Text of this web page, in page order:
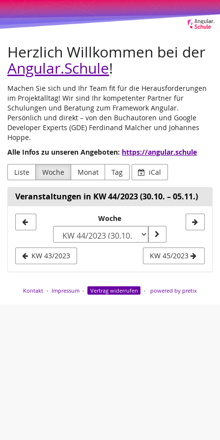
Zum
Haupt-
Inhalt
Angular.Schule
Leipzig
und
Online
Herzlich Willkommen bei der
Angular.Schule!
Machen Sie sich und Ihr Team fit für die Herausforderungen
im Projektalltag! Wir sind Ihr kompetenter Partner für
Schulungen und Beratung zum Framework Angular.
Persönlich und direkt – von den Buchautoren und Google
Developer Experts (GDE) Ferdinand Malcher und Johannes
Hoppe.
Alle Infos zu unseren Angeboten: https://angular.schule
Liste Woche Monat Tag iCal
Veranstaltungen in KW 44/2023 (30.10. – 05.11.)
zur
Anzeige
auswählen
Woche
KW 43/2023 KW 45/2023
Kontakt Impressum Vertrag widerrufen powered by pretix